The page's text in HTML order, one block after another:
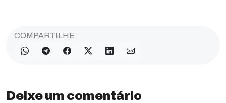
COMPARTILHE
Deixe um comentário